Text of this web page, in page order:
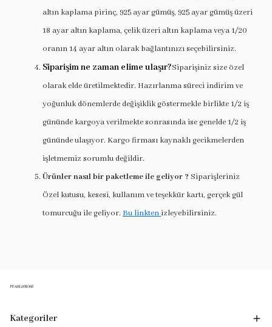
altın kaplama pirinç, 925 ayar gümüş, 925 ayar gümüş üzeri
18 ayar altın kaplama, çelik üzeri altın kaplama veya 1/20
oranın 14 ayar altın olarak bağlantınızı seçebilirsiniz.
Siparişim ne zaman elime ulaşır?Siparişiniz size özel
olarak elde üretilmektedir. Hazırlanma süreci indirim ve
yoğunluk dönemlerde değişiklik göstermekle birlikte 1/2 iş
gününde kargoya verilmekte sonrasında ise genelde 1/2 iş
gününde ulaşıyor. Kargo firması kaynaklı gecikmelerden
işletmemiz sorumlu değildir.
Ürünler nasıl bir paketleme ile geliyor ? Siparişleriniz
Özel kutusu, kesesi, kullanım ve teşekkür kartı, gerçek gül
tomurcuğu ile geliyor. Bu linkten izleyebilirsiniz.
Kategoriler